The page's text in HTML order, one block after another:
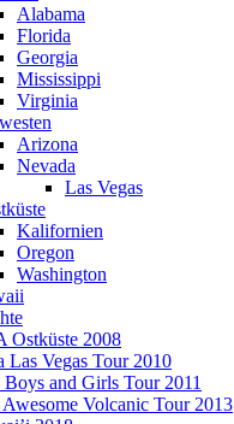
Alabama
Florida
Georgia
Mississippi
Virginia
Arizona
Nevada
Las Vegas
Kalifornien
Oregon
Washington
Ostküste 2008
Las Vegas Tour 2010
Boys and Girls Tour 2011
Volcanic Tour 2013